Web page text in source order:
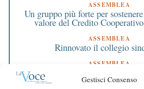
Gestisci Consenso
ASSEMBLEA
Un gruppo più forte per
valore del Credito
ASSEMBLEA
Rinnovato il collegio
ASSEMBLEA
Bilancio approvato
destinati al territorio